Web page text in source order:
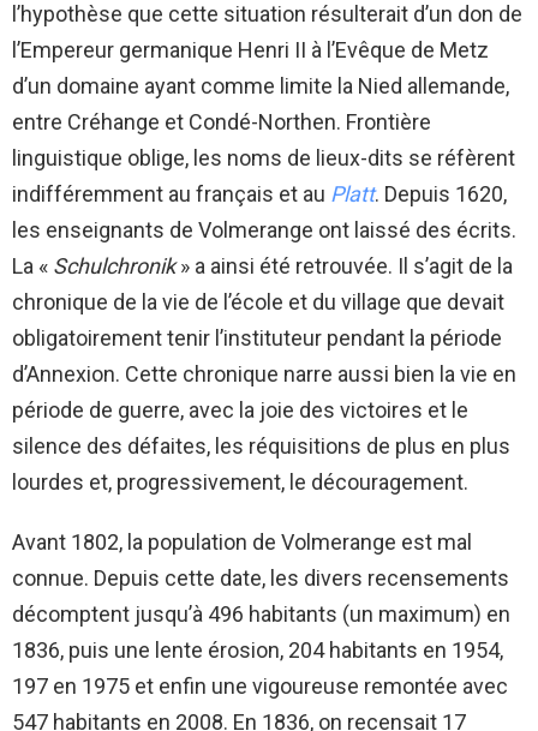
l’hypothèse que cette situation résulterait d’un don de
l’Empereur germanique Henri II à l’Evêque de Metz
d’un domaine ayant comme limite la Nied allemande,
entre Créhange et Condé-Northen. Frontière
linguistique oblige, les noms de lieux-dits se réfèrent
indifféremment au français et au Platt. Depuis 1620,
les enseignants de Volmerange ont laissé des écrits.
La « Schulchronik» a ainsi été retrouvée. Il s’agit de la
chronique de la vie de l’école et du village que devait
obligatoirement tenir l’instituteur pendant la période
d’Annexion. Cette chronique narre aussi bien la vie en
période de guerre, avec la joie des victoires et le
silence des défaites, les réquisitions de plus en plus
lourdes et, progressivement, le découragement.
Avant 1802, la population de Volmerange est mal
connue. Depuis cette date, les divers recensements
décomptent jusqu’à 496 habitants (un maximum) en
1836, puis une lente érosion, 204 habitants en 1954,
197 en 1975 et enfin une vigoureuse remontée avec
547 habitants en 2008. En 1836, on recensait 17